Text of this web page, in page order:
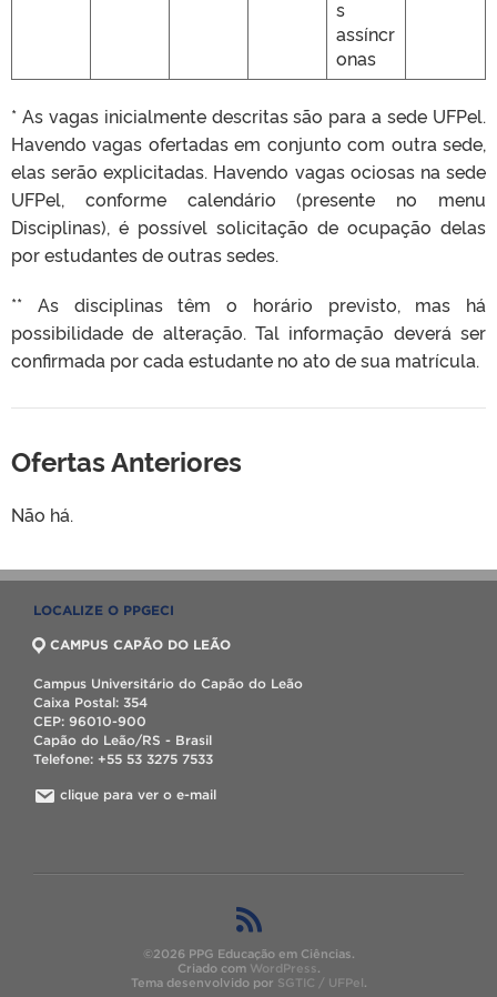
s
assíncr
onas
* As vagas inicialmente descritas são para a sede UFPel.
Havendo vagas ofertadas em conjunto com outra sede,
elas serão explicitadas. Havendo vagas ociosas na sede
UFPel, conforme calendário (presente no menu
Disciplinas), é possível solicitação de ocupação delas
por estudantes de outras sedes.
** As disciplinas têm o horário previsto, mas há
possibilidade de alteração. Tal informação deverá ser
confirmada por cada estudante no ato de sua matrícula.
Ofertas Anteriores
Não há.
LOCALIZE O PPGECI
CAMPUS CAPÃO DO LEÃO
Campus Universitário do Capão do Leão
Caixa Postal: 354
CEP: 96010-900
Capão do Leão/RS - Brasil
Telefone: +55 53 3275 7533
clique para ver o e-mail
©2026 PPG Educação em Ciências.
Criado com WordPress.
Tema desenvolvido por SGTIC / UFPel.